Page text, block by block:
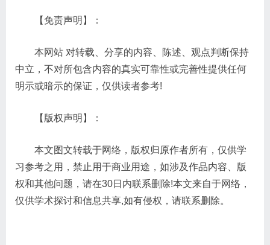
【免责声明】：
本网站 对转载、分享的内容、陈述、观点判断保持
中立，不对所包含内容的真实可靠性或完善性提供任何
明示或暗示的保证，仅供读者参考!
【版权声明】：
本文图文转载于网络，版权归原作者所有，仅供学
习参考之用，禁止用于商业用途，如涉及作品内容、版
权和其他问题，请在30日内联系删除!本文来自于网络，
仅供学术探讨和信息共享,如有侵权，请联系删除。